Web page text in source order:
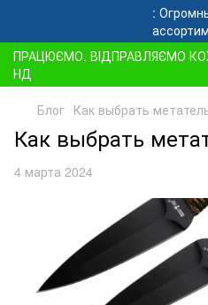
ПРАЦЮЄМО. ВІДПРАВЛЯЄМО
НД
Блог Как выбрать
Как выбрать
4 марта 2024